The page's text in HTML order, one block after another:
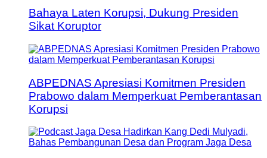
Bahaya Laten Korupsi, Dukung Presiden
Sikat Koruptor
ABPEDNAS Apresiasi Komitmen Presiden
Prabowo dalam Memperkuat Pemberantasan
Korupsi